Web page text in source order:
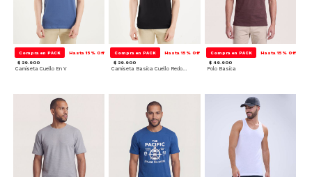
Compra en PACK Hasta 15% Off
$ 29.900
Camiseta Cuello En V
Compra en PACK Hasta 15% Off
$ 29.900
Camiseta Basica Cuello Redondo
Compra en PACK Hasta 15% Off
$ 49.900
Polo Basica